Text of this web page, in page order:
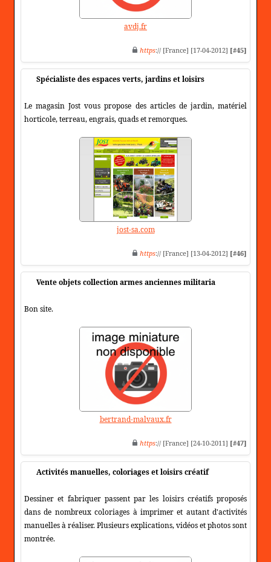
avdj.fr
https:// [France] [17-04-2012] [#45]
Spécialiste des espaces verts, jardins et loisirs
Le magasin Jost vous propose des articles de jardin, matériel
horticole, terreau, engrais, quads et remorques.
jost-sa.com
https:// [France] [13-04-2012] [#46]
Vente objets collection armes anciennes militaria
Bon site.
bertrand-malvaux.fr
https:// [France] [24-10-2011] [#47]
Activités manuelles, coloriages et loisirs créatif
Dessiner et fabriquer passent par les loisirs créatifs proposés
dans de nombreux coloriages à imprimer et autant d'activités
manuelles à réaliser. Plusieurs explications, vidéos et photos sont
montrée.